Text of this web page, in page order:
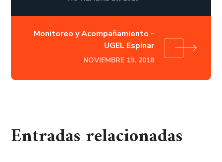
Monitoreo y Acompañamiento -
UGEL Espinar
NOVIEMBRE 19, 2018
Entradas relacionadas